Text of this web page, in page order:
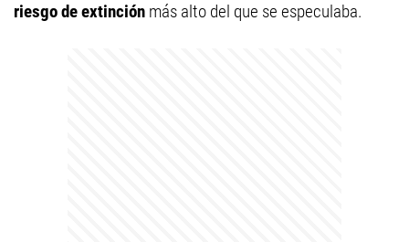
riesgo de extinción más alto del que se especulaba.